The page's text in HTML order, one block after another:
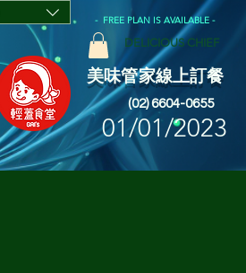
- FREE PLAN IS AVAILABLE -
DELICIOUS CHIEF
美味管家線上訂餐
01/01/2023
(02) 6604-0655